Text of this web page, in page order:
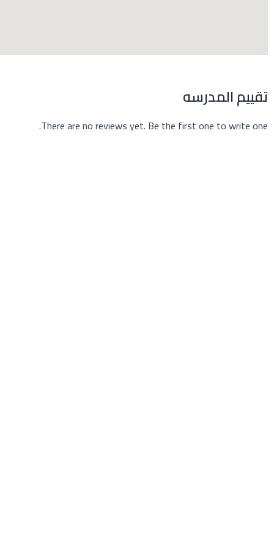
تقييم المدرسه
There are no reviews yet. Be the first one to write one.